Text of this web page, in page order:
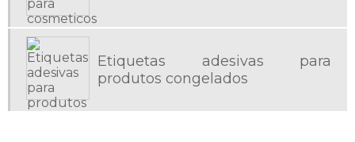
ETIQUETAS EM ROLO
ETIQUETAS PARA ALIMENTOS CONGELADOS
ETIQUETAS PARA BAIXA TEMPERATURA
ETIQUETAS PARA DOCES
ETIQUETAS PARA EMBALAGENS DE ALIMENTOS CONGELADOS
Etiquetas adesivas para
produtos congelados